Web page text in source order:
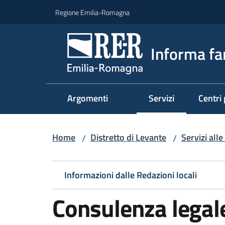
Regione Emilia-Romagna
Informa
Argomenti Servizi
Menu selezionato
Centri
Home / Distretto di Levante / Servizi
Informazioni dalle Redazioni locali
Consulenza